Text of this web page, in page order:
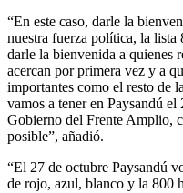
“En este caso, darle la
nuestra fuerza política, la lista
darle la bienvenida a quienes
acercan por primera vez y a
importantes como el resto de
vamos a tener en Paysandú
Gobierno del Frente Amplio,
posible”, añadió.
“El 27 de octubre Paysandú
de rojo, azul, blanco y la 800